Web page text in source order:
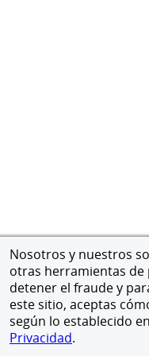
Nosotros y nuestros
otras herramientas de
detener el fraude y
este sitio, aceptas
según lo establecido
Privacidad.